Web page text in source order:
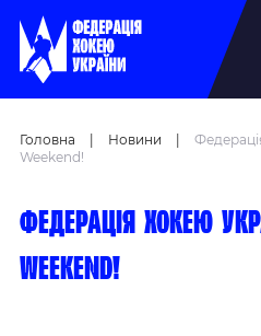
Головна Новини
Weekend!
Федерація хокею
Weekend!